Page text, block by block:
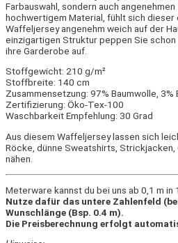
Farbauswahl, sondern auch
hochwertigem Material, fühlt sich dieser
Waffeljersey angenehm weich auf der
einzigartigen Struktur peppen Sie
ihre Garderobe auf.
Stoffgewicht: 210 g/m²
Stoffbreite: 140 cm
Zusammensetzung: 97% Baumwolle, 3%
Zertifizierung: Öko-Tex-100
Waschbarkeit Empfehlung: 30 Grad
Aus diesem Waffeljersey lassen sich
Röcke, dünne Sweatshirts, Strickjacken,
nähen.
Meterware kannst du bei uns ab 0,1 m
Nutze dafür das untere Zahlenfeld
Wunschlänge (Bsp. 0.4 m).
Die Preisberechnung erfolgt